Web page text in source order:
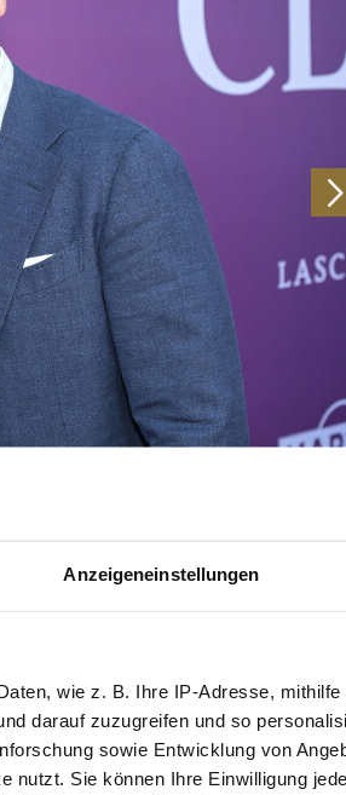
Anzeigeneinstellungen
wie z. B. Ihre IP-Adresse, mithilfe
darauf zuzugreifen und so
sowie Entwicklung von
nutzt. Sie können Ihre Einwilligung
Advertisement